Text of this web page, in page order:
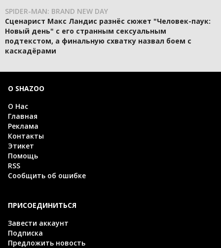
SPIDER-MAN: BRAND NEW DAY
Сценарист Макс Ландис разнёс сюжет "Человек-паук:
Новый день" с его странным сексуальным
подтекстом, а финальную схватку назвал боем с
каскадёрами
О SHAZOO
О Нас
Главная
Реклама
Контакты
Этикет
Помощь
RSS
Сообщить об ошибке
ПРИСОЕДИНИТЬСЯ
Завести аккаунт
Подписка
Предложить новость